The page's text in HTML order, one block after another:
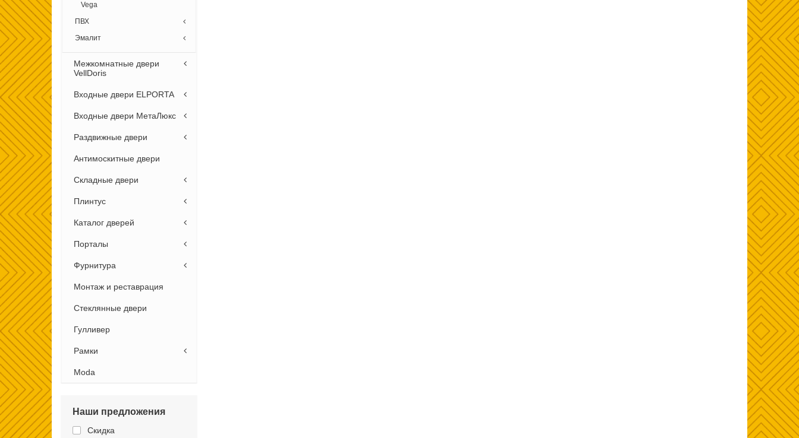
Vega
ПВХ
Эмалит
Межкомнатные двери
VellDoris
Входные двери ELPORTA
Входные двери МетаЛюкс
Раздвижные двери
Антимоскитные двери
Складные двери
Плинтус
Каталог дверей
Порталы
Фурнитура
Монтаж и реставрация
Стеклянные двери
Гулливер
Рамки
Moda
Наши предложения
Скидка